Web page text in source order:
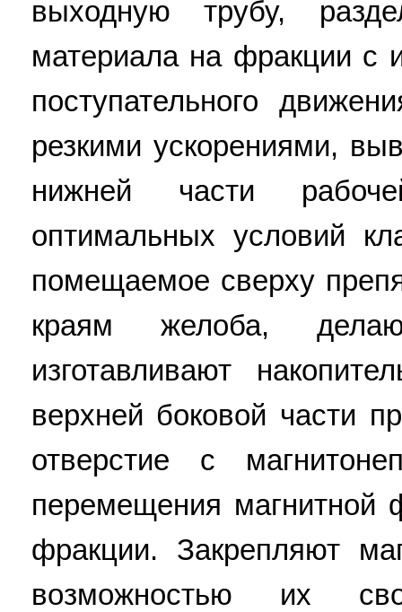
выходную трубу,
материала на фракции с
поступательного
резкими ускорениями,
нижней части
оптимальных условий
помещаемое сверху
краям желоба,
изготавливают
верхней боковой части
отверстие с
перемещения магнитной
фракции. Закрепляют
возможностью их